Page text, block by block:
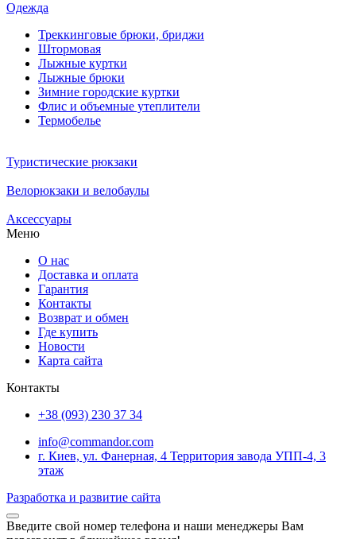
Одежда
Треккинговые брюки, бриджи
Штормовая
Лыжные куртки
Лыжные брюки
Зимние городские куртки
Флис и объемные утеплители
Термобелье
Туристические рюкзаки
Велорюкзаки и велобаулы
Аксессуары
Меню
О нас
Доставка и оплата
Гарантия
Контакты
Возврат и обмен
Где купить
Новости
Карта сайта
Контакты
+38 (093) 230 37 34
info@commandor.com
г. Киев, ул. Фанерная, 4 Территория завода УПП-4, 3
этаж
Разработка и развитие сайта
Введите свой номер телефона и наши менеджеры Вам